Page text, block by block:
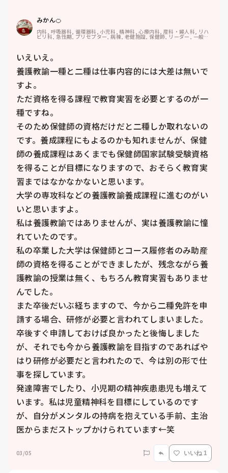
みかん🍊
内科, 呼吸器科, 循環器科, 小児科, 精神科, 心療内科, 産科・婦人科, リハ
ビリ科, 急性期, プリセプター, 病棟, 老健施設, 保健師, リーダー, 一般病
院, 大学病院, 慢性期, 保育園・学校, 検診・健診
いえいえ。
養護教諭一種と二種は仕事内容的には大差は無いで
すよ。
ただ資格を得る課程で教育実習を必要とするのが一
種ですね。
そのため保健師の資格だけだと二種しか取れないの
です。養成課程にもよるのかも知れませんが、保健
師の養成課程はあくまでも保健師国家試験受験資格
を得ることが目標になりますので、おそらく教育実
習まではなかなかないと思います。
大学の専攻科などの養護教諭養成課程に進むのがい
いと思いますよ。
私は養護教諭ではありませんが、実は養護教諭に憧
れていたのです。
私の卒業した大学は保健師とコース履修者のみ助産
師の資格を得ることができましたが、残念ながら養
護教諭の授業は無く、もちろん教育実習もありませ
んでした。
また卒後だいぶ経ちますので、今から二種免許を申
請する場合、研修が必要と言われてしまいました。
卒後すぐ申請しておけば良かったと後悔しました
が、それでも今から養護教諭を目指すのであればや
はり研修が必要だと言われたので、今は別の形で仕
事を探しています。
発達障害でしたり、小児期の精神疾患患児も増えて
います。私は児童精神科を目標にしているのです
が、自分がメンタルの持病を抱えている手前、主治
医からまだストップかけられています←笑
03/05 いいね 1